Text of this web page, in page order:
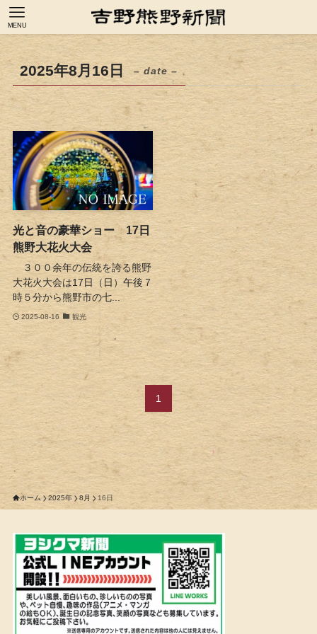
MENU
2025年8月16日 – date –
光と音の豪華ショー 17日
熊野大花火大会
３００余年の伝統を誇る熊野
大花火大会は17日（日）午後７
時５分から熊野市の七...
2025-08-16 観光
1
ホーム 2025年 8月 16日